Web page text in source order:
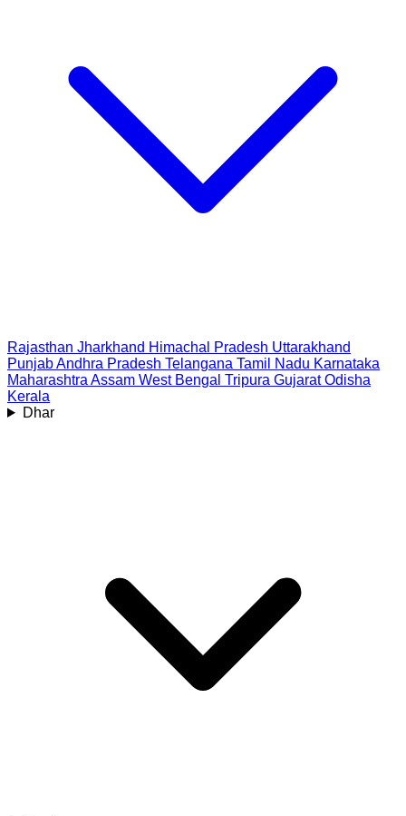
Rajasthan Jharkhand Himachal Pradesh Uttarakhand
PunjabAndhra Pradesh Telangana Tamil Nadu Karnataka
Maharashtra Assam West Bengal Tripura Gujarat Odisha
Kerala
Dhar